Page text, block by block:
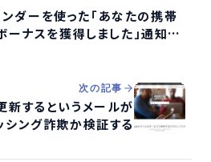
ダーを使った「あなたの携帯
ナスを獲得しました」通知ス
次の記事
するというメールが
シング詐欺か検証する